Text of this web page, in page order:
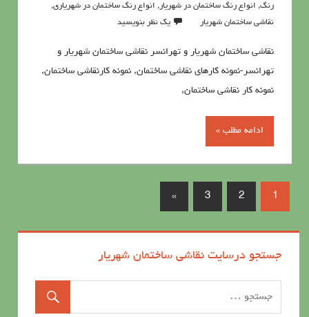
رنگ, انواع رنگ ساختمان در شهریار, انواع رنگ ساختمان در شهریاری,
نقاشی ساختمان شهریار
یک نظر بنویسید
نقاشی ساختمان شهریار و تهرانسر نقاشی ساختمان شهریار و
تهرانسر-نمونه کارهای نقاشی ساختمان, نمونه کارنقاشی ساختمان,
نمونه کار نقاشی ساختمان,
ادامه مطلب »
1
2
3
»
جستجو درسایت نقاشی ساختمان شهریار